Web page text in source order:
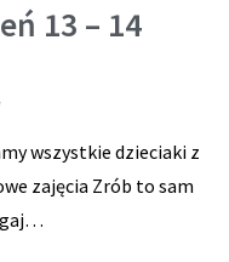
13 – 14
wszystkie dzieciaki z
zajęcia Zrób to sam